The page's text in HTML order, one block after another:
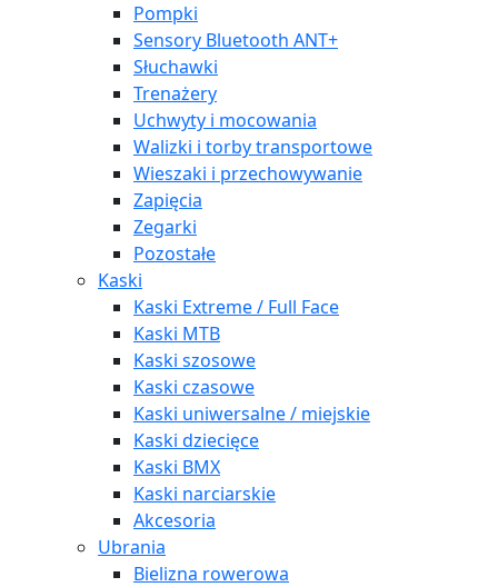
Pompki
Sensory Bluetooth ANT+
Słuchawki
Trenażery
Uchwyty i mocowania
Walizki i torby transportowe
Wieszaki i przechowywanie
Zapięcia
Zegarki
Pozostałe
Kaski
Kaski Extreme / Full Face
Kaski MTB
Kaski szosowe
Kaski czasowe
Kaski uniwersalne / miejskie
Kaski dziecięce
Kaski BMX
Kaski narciarskie
Akcesoria
Ubrania
Bielizna rowerowa